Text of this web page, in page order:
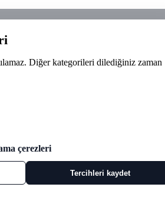
Diğer kategorileri dilediğiniz zaman
çerezleri
Tercihleri kaydet